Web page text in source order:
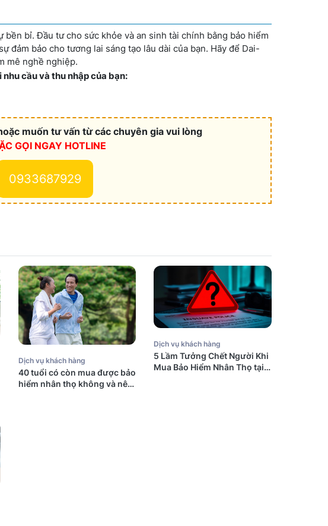
bỉ. Đầu tư cho sức khỏe và an sinh tài chính bằng bảo hiểm
đảm bảo cho tương lai sáng tạo lâu dài của bạn. Hãy để Dai-
mê nghề nghiệp.
cầu và thu nhập của bạn:
muốn tư vấn từ các chuyên gia vui lòng
GỌI NGAY HOTLINE
0933687929
Dịch vụ khách hàng
40 tuổi có còn mua được bảo
hiểm nhân thọ không và nên
Dịch vụ khách hàng
5 Lầm Tưởng Chết Người Khi
Mua Bảo Hiểm Nhân Thọ tại